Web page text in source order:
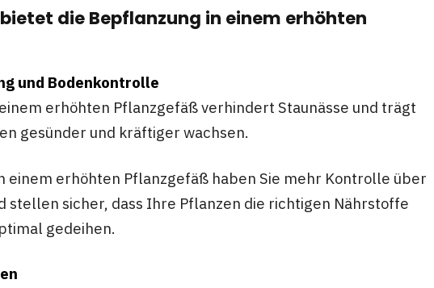
die Bepflanzung in einem erhöhten
und Bodenkontrolle
erhöhten Pflanzgefäß verhindert Staunässe und trägt
gesünder und kräftiger wachsen.
einem erhöhten Pflanzgefäß haben Sie mehr Kontrolle über
stellen sicher, dass Ihre Pflanzen die richtigen Nährstoffe
gedeihen.